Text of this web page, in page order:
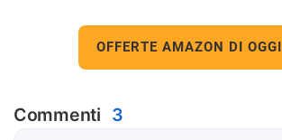
OFFERTE AMAZON DI OGGI
Commenti 3